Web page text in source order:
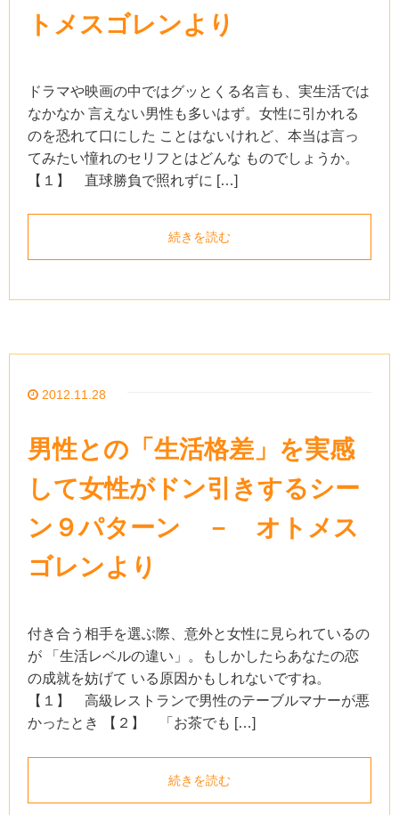
トメスゴレンより
ドラマや映画の中ではグッとくる名言も、実生活では
なかなか 言えない男性も多いはず。女性に引かれる
のを恐れて口にした ことはないけれど、本当は言っ
てみたい憧れのセリフとはどんな ものでしょうか。
【１】 直球勝負で照れずに […]
続きを読む
2012.11.28
男性との「生活格差」を実感
して女性がドン引きするシー
ン９パターン － オトメス
ゴレンより
付き合う相手を選ぶ際、意外と女性に見られているの
が 「生活レベルの違い」。もしかしたらあなたの恋
の成就を妨げて いる原因かもしれないですね。
【１】 高級レストランで男性のテーブルマナーが悪
かったとき 【２】 「お茶でも […]
続きを読む